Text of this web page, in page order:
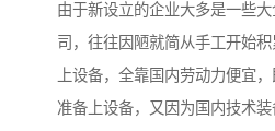
由于新设立的企业大多是一些
司，往往因陋就简从手工开始
上设备，全靠国内劳动力便宜
准备上设备，又因为国内技术